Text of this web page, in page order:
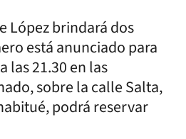
López brindará dos
está anunciado para
las 21.30 en las
sobre la calle Salta,
podrá reservar